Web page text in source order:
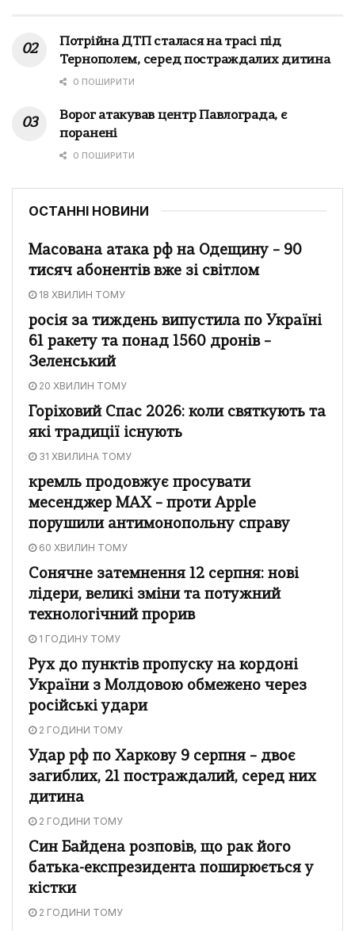
Потрійна ДТП сталася на трасі під
Тернополем, серед постраждалих дитина
0 ПОШИРИТИ
Ворог атакував центр Павлограда, є
поранені
0 ПОШИРИТИ
ОСТАННІ НОВИНИ
Масована атака рф на Одещину – 90
тисяч абонентів вже зі світлом
18 ХВИЛИН ТОМУ
росія за тиждень випустила по Україні
61 ракету та понад 1560 дронів –
Зеленський
20 ХВИЛИН ТОМУ
Горіховий Спас 2026: коли святкують та
які традиції існують
31 ХВИЛИНА ТОМУ
кремль продовжує просувати
месенджер MAX – проти Apple
порушили антимонопольну справу
60 ХВИЛИН ТОМУ
Сонячне затемнення 12 серпня: нові
лідери, великі зміни та потужний
технологічний прорив
1 ГОДИНУ ТОМУ
Рух до пунктів пропуску на кордоні
України з Молдовою обмежено через
російські удари
2 ГОДИНИ ТОМУ
Удар рф по Харкову 9 серпня – двоє
загиблих, 21 постраждалий, серед них
дитина
2 ГОДИНИ ТОМУ
Син Байдена розповів, що рак його
батька-експрезидента поширюється у
кістки
2 ГОДИНИ ТОМУ